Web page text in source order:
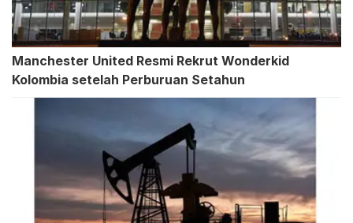
Manchester United Resmi Rekrut Wonderkid
Kolombia setelah Perburuan Setahun